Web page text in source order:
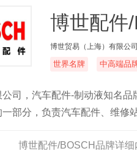
博世配件
博世贸易（上海）有限公司
世界名牌 中高端品
公司，汽车配件-制动液知名
部分，负责汽车配件、维
博世配件/BOSCH品牌详